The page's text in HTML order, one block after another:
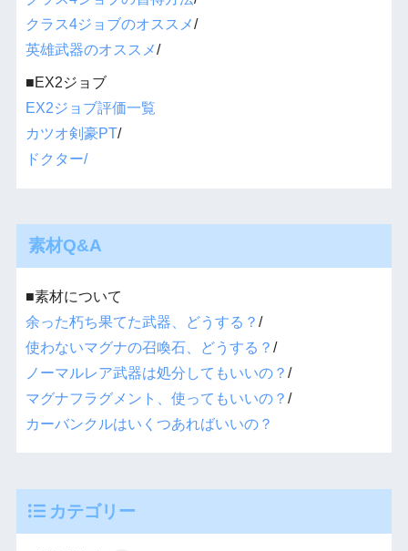
クラス4ジョブのオススメ/
英雄武器のオススメ/
■EX2ジョブ
EX2ジョブ評価一覧
カツオ剣豪PT/
ドクター/
素材Q&A
■素材について
余った朽ち果てた武器、どうする？ /
使わないマグナの召喚石、どうする？ /
ノーマルレア武器は処分してもいいの？ /
マグナフラグメント、使ってもいいの？ /
カーバンクルはいくつあればいいの？
カテゴリー